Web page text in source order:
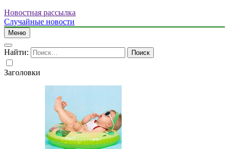
Новостная рассылка
Случайные новости
Меню
Найти:
Заголовки